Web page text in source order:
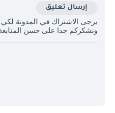
إرسال تعليق
يرجى الاشتراك في المدونة
ونشكركم جدا على حسن